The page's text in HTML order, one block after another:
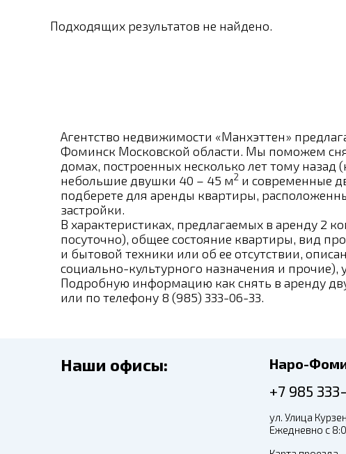
Подходящих результатов не найдено.
Агентство недвижимости «Манхэттен»
Фоминск Московской области. Мы поможем
домах, построенных несколько лет тому
небольшие двушки 40 – 45 м2 и современные
подберете для аренды квартиры,
застройки.
В характеристиках, предлагаемых в аренду 2
посуточно), общее состояние квартиры, вид
и бытовой техники или об ее отсутствии,
социально-культурного назначения и
Подробную информацию как снять в аренду
или по телефону 8 (985) 333-06-33.
Наши офисы: Наро-
+7 985
ул. Улица
Ежедневно с